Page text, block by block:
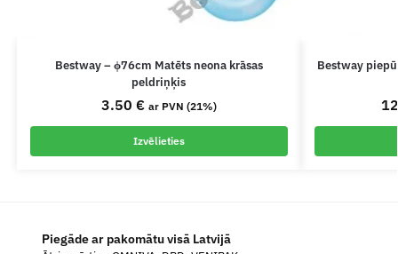
Bestway – ϕ76cm Matēts neona krāsas
peldriņķis
3.50 € ar PVN (21%)
Izvēlieties
Bestway
Piegāde ar pakomātu visā Latvijā